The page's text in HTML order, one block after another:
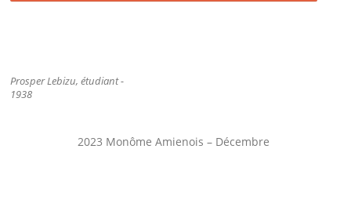
Prosper Lebizu, étudiant -
1938
2023 Monôme Amienois – Décembre